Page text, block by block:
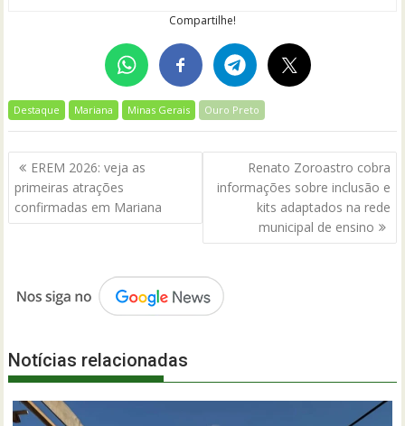
Compartilhe!
Destaque Mariana Minas Gerais Ouro Preto
Navegação
de
Post
EREM 2026: veja as
primeiras atrações
confirmadas em Mariana
Renato Zoroastro cobra
informações sobre inclusão e
kits adaptados na rede
municipal de ensino
Notícias relacionadas